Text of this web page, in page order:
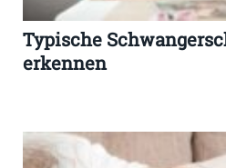
Typische
erkennen